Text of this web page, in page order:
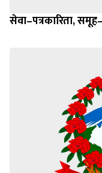
सेवा–पत्रकारिता,